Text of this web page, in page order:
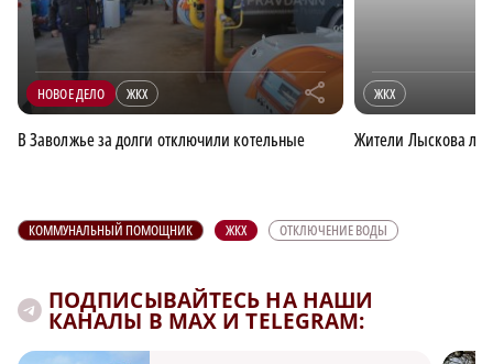
НОВОЕ ДЕЛО ЖКХ r
В Заволжье за долги отключили котельные
ЖКХ
Жители Лыскова
КОММУНАЛЬНЫЙ ПОМОЩНИК ЖКХ ОТКЛЮЧЕНИЕ ВОДЫ
ПОДПИСЫВАЙТЕСЬ НА НАШИ
КАНАЛЫ В MAX И TELEGRAM: